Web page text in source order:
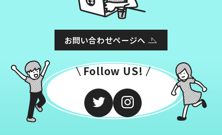
お問い合わせページへ
Follow US!